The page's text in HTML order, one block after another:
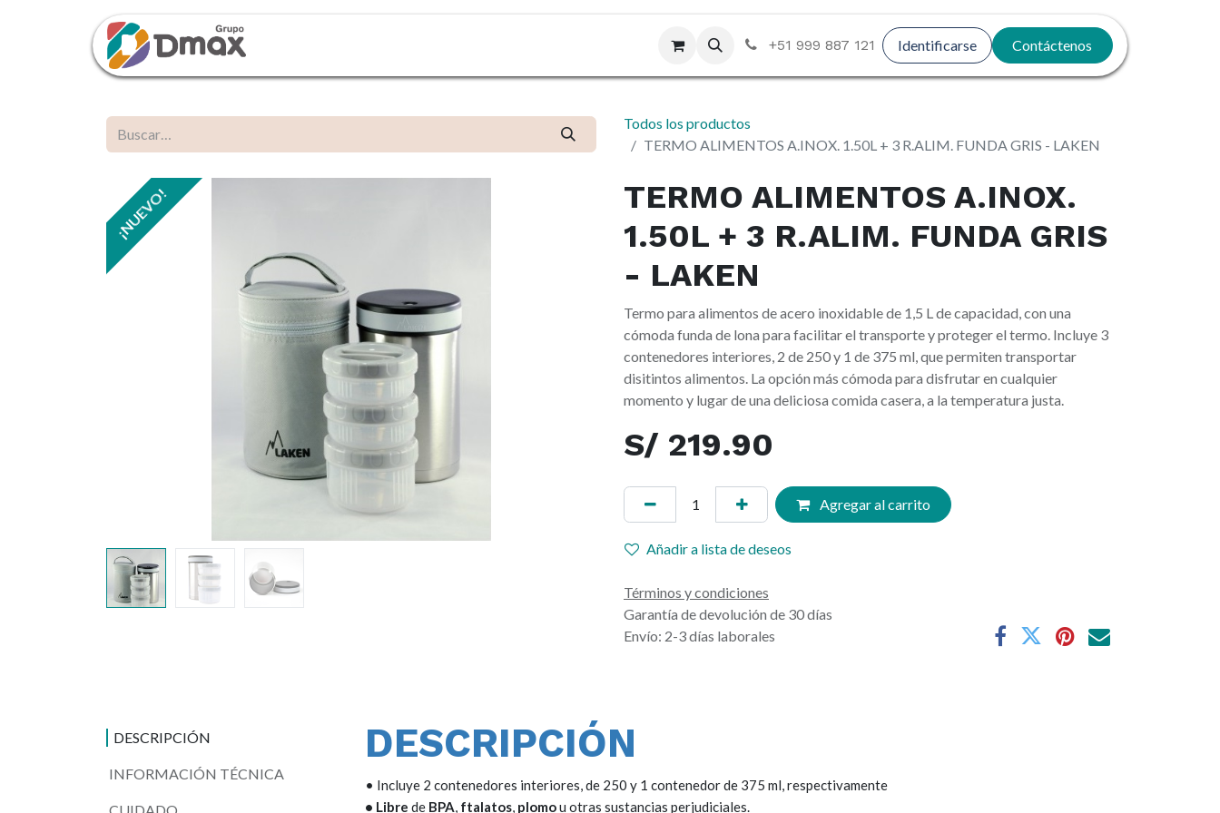
+51 999 887 121 Identificarse Contáctenos
Todos los productos
TERMO ALIMENTOS A.INOX. 1.50L + 3 R.ALIM. FUNDA GRIS - LAKEN
¡NUEVO!
TERMO ALIMENTOS A.INOX.
1.50L + 3 R.ALIM. FUNDA GRIS
- LAKEN
Termo para alimentos de acero inoxidable de 1,5 L de capacidad, con una
cómoda funda de lona para facilitar el transporte y proteger el termo. Incluye 3
contenedores interiores, 2 de 250 y 1 de 375 ml, que permiten transportar
disitintos alimentos. La opción más cómoda para disfrutar en cualquier
momento y lugar de una deliciosa comida casera, a la temperatura justa.
S/ 219.90
Agregar al carrito
Añadir a lista de deseos
Términos y condiciones
Garantía de devolución de 30 días
Envío: 2-3 días laborales
DESCRIPCIÓN
INFORMACIÓN TÉCNICA
DESCRIPCIÓN
• Incluye 2 contenedores interiores, de 250 y 1 contenedor de 375 ml, respectivamente
• Libre de BPA, ftalatos, plomou otras sustancias perjudiciales.